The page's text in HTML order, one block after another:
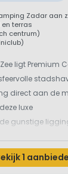
Zadar aan
terras
centrum)
ligt Premium
direct aan de
luxe
gunstige
te
1